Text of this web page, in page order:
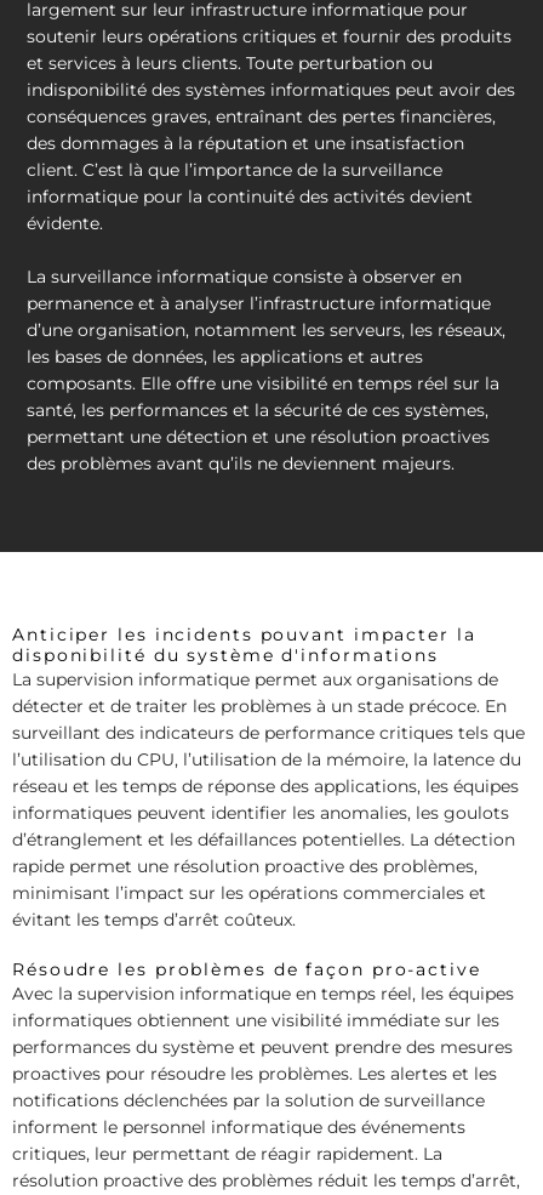
largement sur leur infrastructure informatique pour
soutenir leurs opérations critiques et fournir des produits
et services à leurs clients. Toute perturbation ou
indisponibilité des systèmes informatiques peut avoir des
conséquences graves, entraînant des pertes financières,
des dommages à la réputation et une insatisfaction
client. C’est là que l’importance de la surveillance
informatique pour la continuité des activités devient
évidente.
La surveillance informatique consiste à observer en
permanence et à analyser l’infrastructure informatique
d’une organisation, notamment les serveurs, les réseaux,
les bases de données, les applications et autres
composants. Elle offre une visibilité en temps réel sur la
santé, les performances et la sécurité de ces systèmes,
permettant une détection et une résolution proactives
des problèmes avant qu’ils ne deviennent majeurs.
Anticiper les incidents pouvant impacter la
disponibilité du système d'informations
La supervision informatique permet aux organisations de
détecter et de traiter les problèmes à un stade précoce. En
surveillant des indicateurs de performance critiques tels que
l’utilisation du CPU, l’utilisation de la mémoire, la latence du
réseau et les temps de réponse des applications, les équipes
informatiques peuvent identifier les anomalies, les goulots
d’étranglement et les défaillances potentielles. La détection
rapide permet une résolution proactive des problèmes,
minimisant l’impact sur les opérations commerciales et
évitant les temps d’arrêt coûteux.
Résoudre les problèmes de façon pro-active
Avec la supervision informatique en temps réel, les équipes
informatiques obtiennent une visibilité immédiate sur les
performances du système et peuvent prendre des mesures
proactives pour résoudre les problèmes. Les alertes et les
notifications déclenchées par la solution de surveillance
informent le personnel informatique des événements
critiques, leur permettant de réagir rapidement. La
résolution proactive des problèmes réduit les temps d’arrêt,